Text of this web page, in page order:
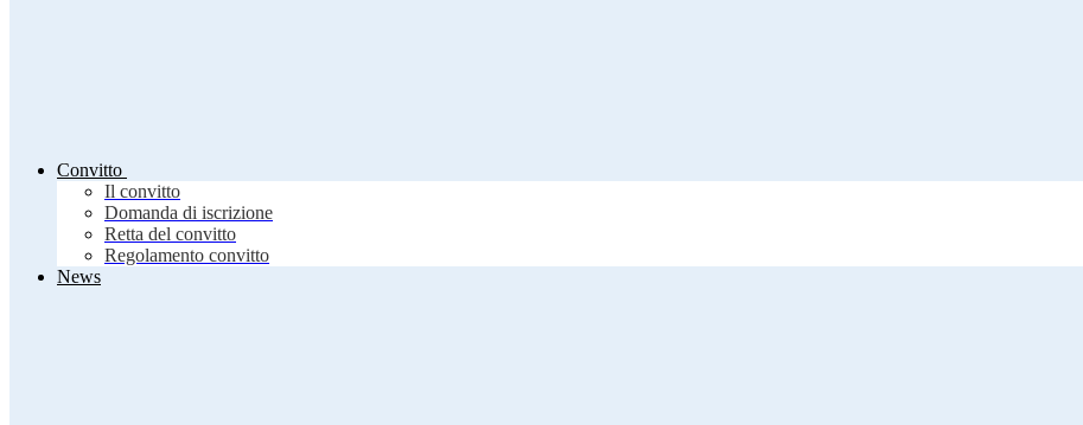
Convitto
Il convitto
Domanda di iscrizione
Retta del convitto
Regolamento convitto
News